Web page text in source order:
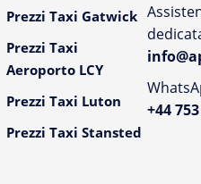
Prezzi Taxi Gatwick
Prezzi Taxi
Aeroporto LCY
Prezzi Taxi Luton
Prezzi Taxi Stansted
+44